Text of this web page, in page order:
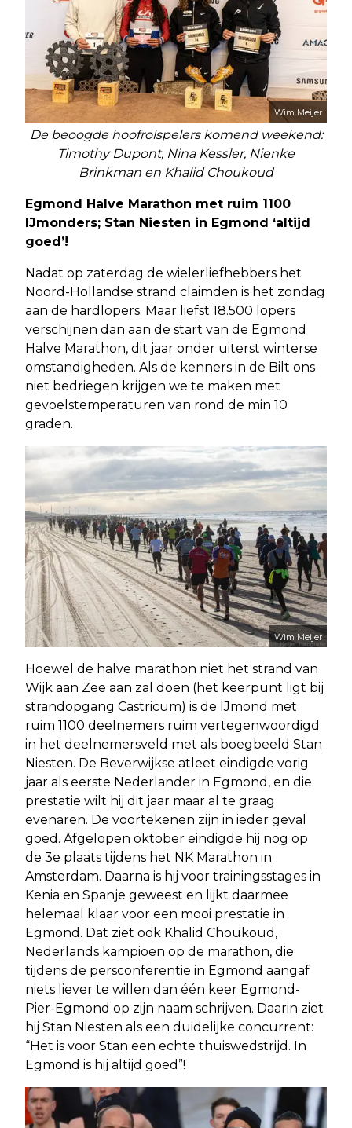
Wim Meijer
De beoogde hoofrolspelers komend weekend:
Timothy Dupont, Nina Kessler, Nienke
Brinkman en Khalid Choukoud
Egmond Halve Marathon met ruim 1100
IJmonders; Stan Niesten in Egmond ‘altijd
goed’!
Nadat op zaterdag de wielerliefhebbers het
Noord-Hollandse strand claimden is het zondag
aan de hardlopers. Maar liefst 18.500 lopers
verschijnen dan aan de start van de Egmond
Halve Marathon, dit jaar onder uiterst winterse
omstandigheden. Als de kenners in de Bilt ons
niet bedriegen krijgen we te maken met
gevoelstemperaturen van rond de min 10
graden.
Wim Meijer
Hoewel de halve marathon niet het strand van
Wijk aan Zee aan zal doen (het keerpunt ligt bij
strandopgang Castricum) is de IJmond met
ruim 1100 deelnemers ruim vertegenwoordigd
in het deelnemersveld met als boegbeeld Stan
Niesten. De Beverwijkse atleet eindigde vorig
jaar als eerste Nederlander in Egmond, en die
prestatie wilt hij dit jaar maar al te graag
evenaren. De voortekenen zijn in ieder geval
goed. Afgelopen oktober eindigde hij nog op
de 3e plaats tijdens het NK Marathon in
Amsterdam. Daarna is hij voor trainingsstages in
Kenia en Spanje geweest en lijkt daarmee
helemaal klaar voor een mooi prestatie in
Egmond. Dat ziet ook Khalid Choukoud,
Nederlands kampioen op de marathon, die
tijdens de persconferentie in Egmond aangaf
niets liever te willen dan één keer Egmond-
Pier-Egmond op zijn naam schrijven. Daarin ziet
hij Stan Niesten als een duidelijke concurrent:
“Het is voor Stan een echte thuiswedstrijd. In
Egmond is hij altijd goed”!